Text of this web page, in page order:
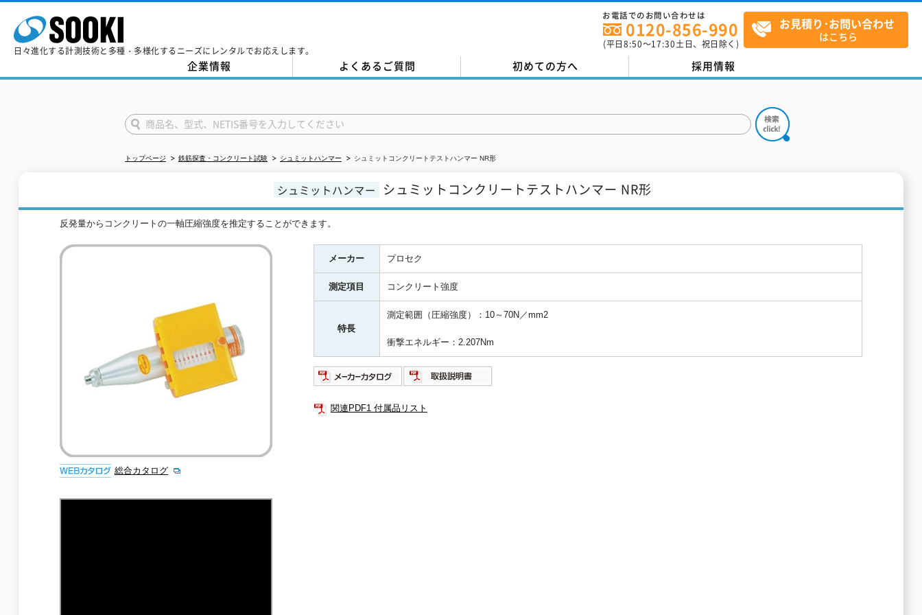
日々進化する計測技術と多種・多様化するニーズにレンタルでお応えします。
お電話でのお問い合わせは
0120-856-990
(平日8:50～17:30土日、祝日除く)
お見積り･お問い合わせ
はこちら
企業情報 よくあるご質問 初めての方へ 採用情報
トップページ 鉄筋探査・コンクリート試験 シュミットハンマー シュミットコンクリートテストハンマー NR形
シュミットハンマー シュミットコンクリートテストハンマー NR形
反発量からコンクリートの一軸圧縮強度を推定することができます。
総合カタログ
メーカー プロセク
測定項目 コンクリート強度
特長
測定範囲（圧縮強度）：10～70N／mm2
衝撃エネルギー：2.207Nm
関連PDF1 付属品リスト